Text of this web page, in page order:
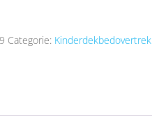
Categorie: Kinderdekbedovertrek